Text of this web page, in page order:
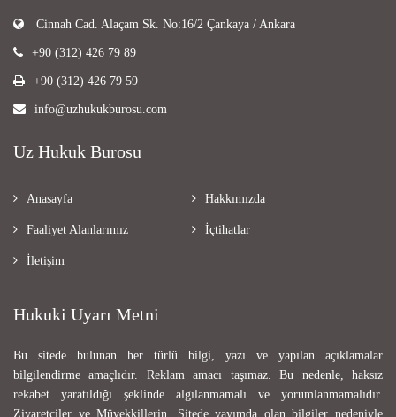
Cinnah Cad. Alaçam Sk. No:16/2 Çankaya / Ankara
+90 (312) 426 79 89
+90 (312) 426 79 59
info@uzhukukburosu.com
Uz Hukuk Burosu
Anasayfa Hakkımızda
Faaliyet Alanlarımız İçtihatlar
İletişim
Hukuki Uyarı Metni
Bu sitede bulunan her türlü bilgi, yazı ve yapılan açıklamalar
bilgilendirme amaçlıdır. Reklam amacı taşımaz. Bu nedenle, haksız
rekabet yaratıldığı şeklinde algılanmamalı ve yorumlanmamalıdır.
Ziyaretçiler ve Müvekkillerin, Sitede yayımda olan bilgiler nedeniyle